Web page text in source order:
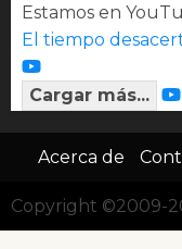
Estamos en
El tiempo
Cargar más...
Acerca de
Copyright ©2009-